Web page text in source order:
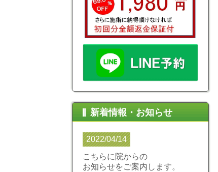
新着情報・お知らせ
2022/04/14
こちらに院からの
お知らせをご案内します。